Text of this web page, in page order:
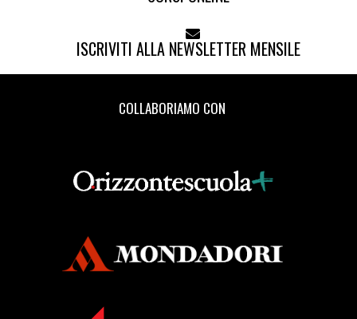
Tania Piazza e Ivano
Vittorino Andreoli: pagina 69
Aprile 2018
Rukhsana Khan: pagina 69
ISCRIVITI ALLA NEWSLETTER MENSILE
COLLABORIAMO CON